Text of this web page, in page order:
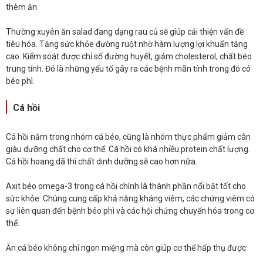
thèm ăn.
Thường xuyên ăn salad đang dạng rau củ sẽ giúp cải thiện vấn đề
tiêu hóa. Tăng sức khỏe đường ruột nhờ hàm lượng lợi khuẩn tăng
cao. Kiểm soát được chỉ số đường huyết, giảm cholesterol, chất béo
trung tính. Đó là những yếu tố gây ra các bệnh mãn tính trong đó có
béo phì.
Cá hồi
Cá hồi nằm trong nhóm cá béo, cũng là nhóm thực phẩm giảm cân
giàu dưỡng chất cho cơ thể. Cá hồi có khá nhiều protein chất lượng.
Cá hồi hoang dã thì chất dinh dưỡng sẽ cao hơn nữa.
Axit béo omega-3 trong cá hồi chính là thành phần nổi bật tốt cho
sức khỏe. Chúng cung cấp khả năng kháng viêm, các chứng viêm có
sự liên quan đến bệnh béo phì và các hội chứng chuyển hóa trong cơ
thể.
Ăn cá béo không chỉ ngon miệng mà còn giúp cơ thể hấp thụ được